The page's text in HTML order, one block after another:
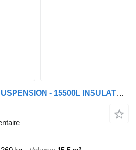
ETA LAMES/LEAF SUSPENSION - 15500L INSULATED INOX TANK